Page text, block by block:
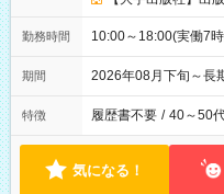
勤務時間 10:00～18:00(実働7
期間 2026年08月下旬～
特徴 履歴書不要 / 40～50
気になる！